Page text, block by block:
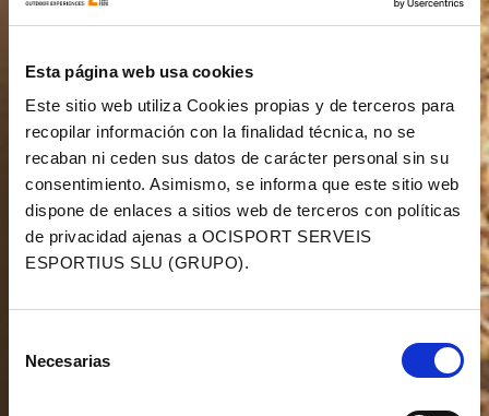
Esta página web usa cookies
Este sitio web utiliza Cookies propias y de terceros para
recopilar información con la finalidad técnica, no se
recaban ni ceden sus datos de carácter personal sin su
consentimiento. Asimismo, se informa que este sitio web
dispone de enlaces a sitios web de terceros con políticas
de privacidad ajenas a OCISPORT SERVEIS
ESPORTIUS SLU (GRUPO).
Necesarias